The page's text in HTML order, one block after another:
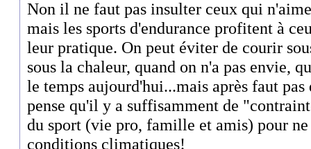
Non il ne faut pas insulter ceux qui
mais les sports d'endurance profitent à
leur pratique. On peut éviter de courir
sous la chaleur, quand on n'a pas envie,
le temps aujourd'hui...mais après faut pas
pense qu'il y a suffisamment de
du sport (vie pro, famille et amis) pour
conditions climatiques!